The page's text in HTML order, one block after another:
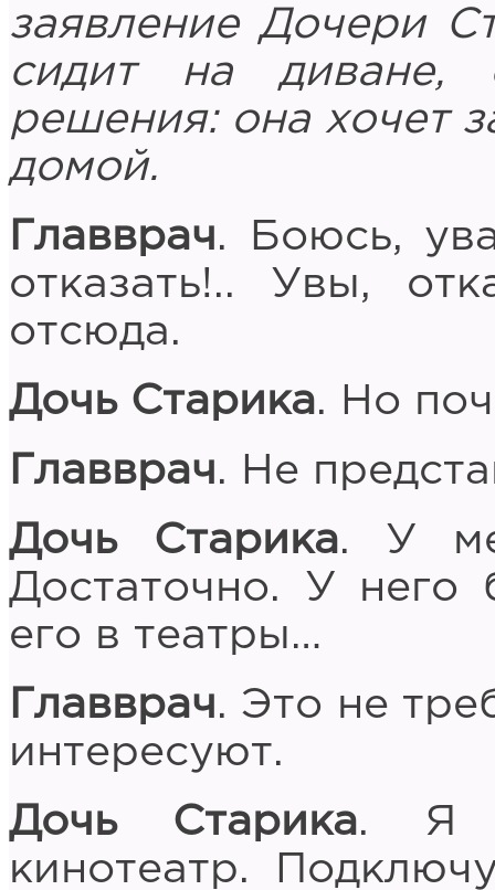
заявление Дочери
сидит на диване,
решения: она хочет
домой.
Главврач. Боюсь,
отказать!.. Увы,
отсюда.
Дочь Старика. Но
Главврач. Не
Дочь Старика. У
Достаточно. У него
его в театры…
Главврач. Это не
интересуют.
Дочь Старика. Я
кинотеатр.